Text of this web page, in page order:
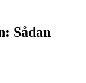
Sådan